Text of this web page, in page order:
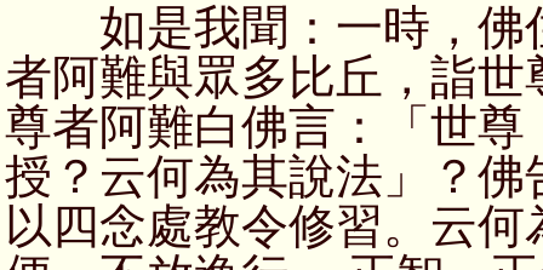
如是我聞：一時，佛
者阿難與眾多比丘，詣
尊者阿難白佛言：「世
授？云何為其說法」？
以四念處教令修習。云